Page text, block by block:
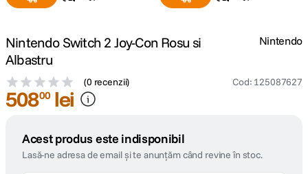
Nintendo Switch 2 Joy-Con Rosu si
Albastru
(0 recenzii) Cod: 125087627
Nintendo
50800 lei
Acest produs este indisponibil
Lasă-ne adresa de email și te anunțăm când revine în stoc.